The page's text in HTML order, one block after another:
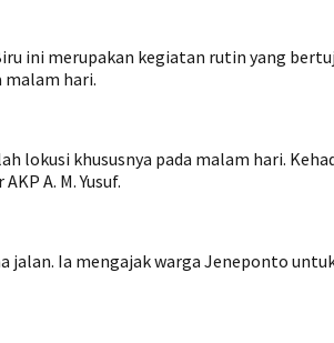
ini merupakan kegiatan rutin yang
malam hari.
khususnya pada malam hari.
A. M. Yusuf.
jalan. Ia mengajak warga Jeneponto